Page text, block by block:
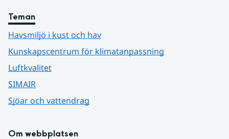
Teman
Havsmiljö i kust och hav
Kunskapscentrum för klimatanpassning
Luftkvalitet
SIMAIR
Sjöar och vattendrag
Om webbplatsen